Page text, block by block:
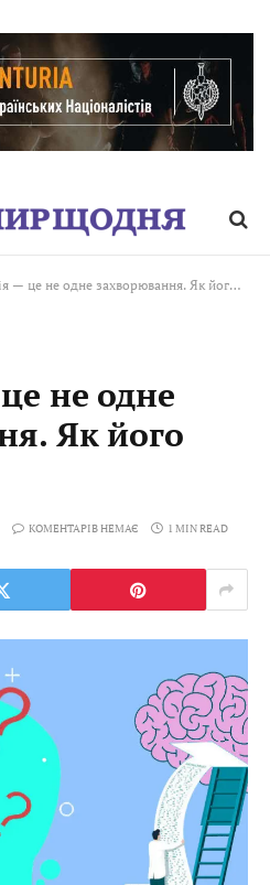
це не одне захворювання. Як його розпізнати?
не одне
Як його
КОМЕНТАРІВ НЕМАЄ 1 MIN READ